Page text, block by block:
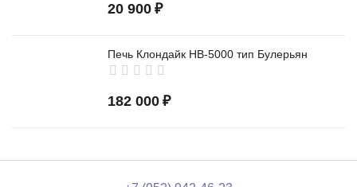
20 900 ₽
Печь Клондайк НВ-5000 тип Булерьян
182 000 ₽